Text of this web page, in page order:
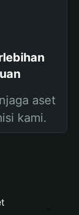
aset
kami.